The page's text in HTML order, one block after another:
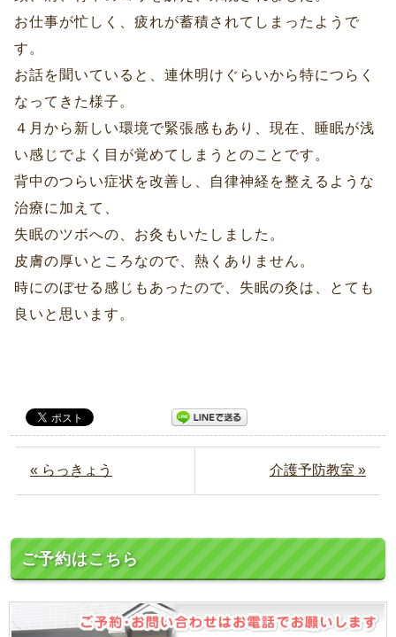
お仕事が忙しく、疲れが蓄積されてしまったようで
す。
お話を聞いていると、連休明けぐらいから特につらく
なってきた様子。
４月から新しい環境で緊張感もあり、現在、睡眠が浅
い感じでよく目が覚めてしまうとのことです。
背中のつらい症状を改善し、自律神経を整えるような
治療に加えて、
失眠のツボへの、お灸もいたしました。
皮膚の厚いところなので、熱くありません。
時にのぼせる感じもあったので、失眠の灸は、とても
良いと思います。
« らっきょう 介護予防教室 »
ご予約はこちら